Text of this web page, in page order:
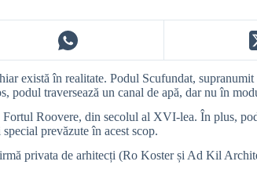
există în realitate. Podul Scufundat,
podul traversează un canal de apă, dar nu în
Fortul Roovere, din secolul al XVI-lea. În plus,
prevăzute în acest scop.
privata de arhitecți (Ro Koster și Ad Kil